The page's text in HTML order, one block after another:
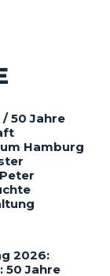
/ 50 Jahre
Hamburg
2026:
50 Jahre